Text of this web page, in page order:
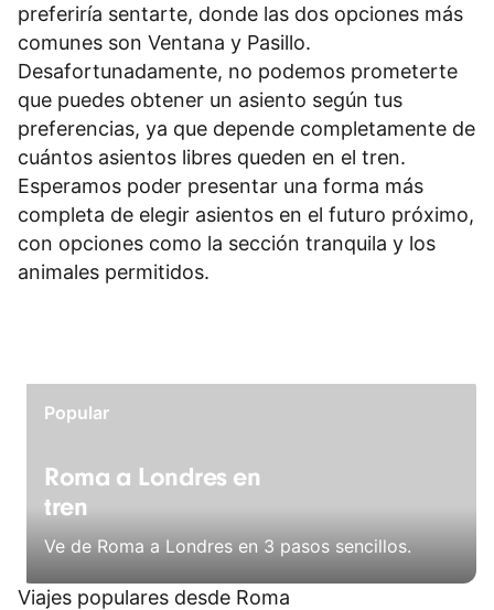
preferiría sentarte, donde las dos opciones más
comunes son Ventana y Pasillo.
Desafortunadamente, no podemos prometerte
que puedes obtener un asiento según tus
preferencias, ya que depende completamente de
cuántos asientos libres queden en el tren.
Esperamos poder presentar una forma más
completa de elegir asientos en el futuro próximo,
con opciones como la sección tranquila y los
animales permitidos.
Popular
Roma a Londres en
tren
Ve de Roma a Londres en 3 pasos sencillos.
Viajes populares desde Roma